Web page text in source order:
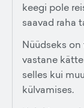
keegi pole
saavad raha
Nüüdseks
vastane
selles kui
külvamises.